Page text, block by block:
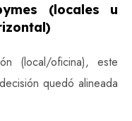
(locales u
(local/oficina), este
quedó alineada